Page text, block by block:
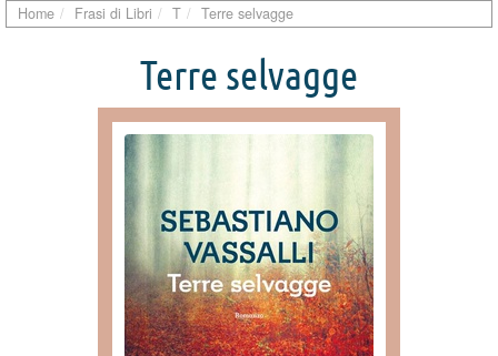
Home Frasi di Libri T Terre selvagge
Terre selvagge